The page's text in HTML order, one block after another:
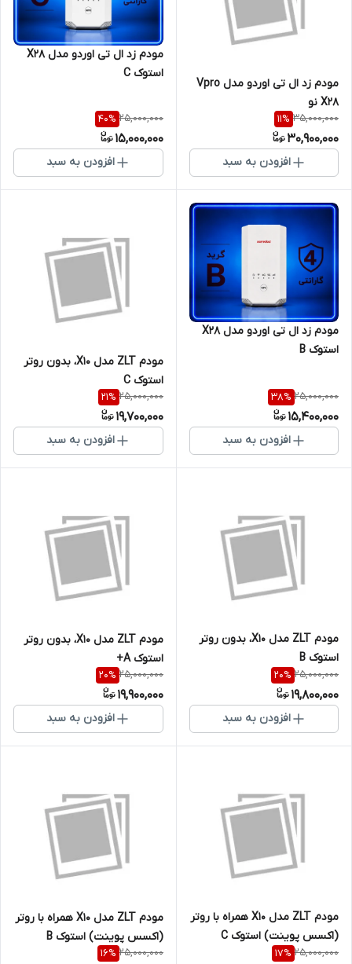
مودم زد ال تی اوردو مدل Vpro
X28 نو
35,000,000
11%
30,900,000
افزودن به سبد
مودم زد ال تی اوردو مدل X28
استوک C
25,000,000
40%
15,000,000
افزودن به سبد
مودم زد ال تی اوردو مدل X28
استوک B
25,000,000
38%
15,400,000
افزودن به سبد
مودم ZLT مدل X10، بدون روتر
استوک C
25,000,000
21%
19,700,000
افزودن به سبد
مودم ZLT مدل X10، بدون روتر
استوک B
25,000,000
20%
19,800,000
افزودن به سبد
مودم ZLT مدل X10، بدون روتر
استوک A+
25,000,000
20%
19,900,000
افزودن به سبد
مودم ZLT مدل X10 همراه با روتر
(اکسس پوینت) استوک C
25,000,000
17%
مودم ZLT مدل X10 همراه با روتر
(اکسس پوینت) استوک B
25,000,000
16%